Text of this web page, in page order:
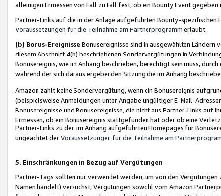
alleinigen Ermessen von Fall zu Fall fest, ob ein Bounty Event
Partner-Links auf die in der Anlage aufgeführten Bounty-spezifischen
Voraussetzungen für die Teilnahme am Partnerprogramm erlaubt.
(b) Bonus-Ereignisse Bonusereignisse sind in ausgewählten Ländern
diesem Abschnitt 4(b) beschriebenen Sondervergütungen in
Bonusereignis, wie im Anhang beschrieben, berechtigt sein muss,
während der sich daraus ergebenden Sitzung die im Anhang
Amazon zahlt keine Sondervergütung, wenn ein Bonusereignis
(beispielsweise Anmeldungen unter Angabe ungültiger E-Mail-
Bonusereignisse und Bonusereignisse, die nicht aus Partner-Links auf
Ermessen, ob ein Bonusereignis stattgefunden hat oder ob eine
Partner-Links zu den im Anhang aufgeführten Homepages für
ungeachtet derVoraussetzungen für die Teilnahme am
5. Einschränkungen in Bezug auf Vergütungen
Partner-Tags sollten nur verwendet werden, um von den
Namen handelt) versuchst, Vergütungen sowohl vom Amazon